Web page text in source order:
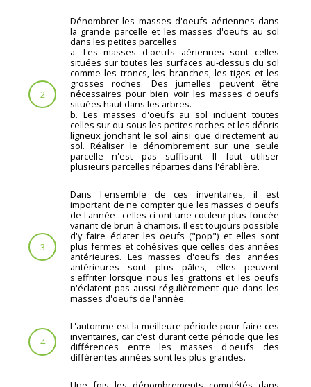
2
Dénombrer les masses d'oeufs aériennes dans
la grande parcelle et les masses d'oeufs au sol
dans les petites parcelles.
a. Les masses d'oeufs aériennes sont celles
situées sur toutes les surfaces au-dessus du sol
comme les troncs, les branches, les tiges et les
grosses roches. Des jumelles peuvent être
nécessaires pour bien voir les masses d'oeufs
situées haut dans les arbres.
b. Les masses d'oeufs au sol incluent toutes
celles sur ou sous les petites roches et les débris
ligneux jonchant le sol ainsi que directement au
sol. Réaliser le dénombrement sur une seule
parcelle n'est pas suffisant. Il faut utiliser
plusieurs parcelles réparties dans l'érablière.
3
Dans l'ensemble de ces inventaires, il est
important de ne compter que les masses d'oeufs
de l'année : celles-ci ont une couleur plus foncée
variant de brun à chamois. Il est toujours possible
d'y faire éclater les oeufs ("pop") et elles sont
plus fermes et cohésives que celles des années
antérieures. Les masses d'oeufs des années
antérieures sont plus pâles, elles peuvent
s'effriter lorsque nous les grattons et les oeufs
n'éclatent pas aussi régulièrement que dans les
masses d'oeufs de l'année.
4
L'automne est la meilleure période pour faire ces
inventaires, car c'est durant cette période que les
différences entre les masses d'oeufs des
différentes années sont les plus grandes.